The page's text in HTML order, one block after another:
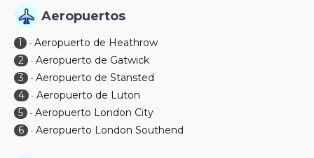
Aeropuertos
1 - Aeropuerto de Heathrow
2 - Aeropuerto de Gatwick
3
- Aeropuerto de Stansted
4 - Aeropuerto de Luton
5 - Aeropuerto London City
6 - Aeropuerto London Southend